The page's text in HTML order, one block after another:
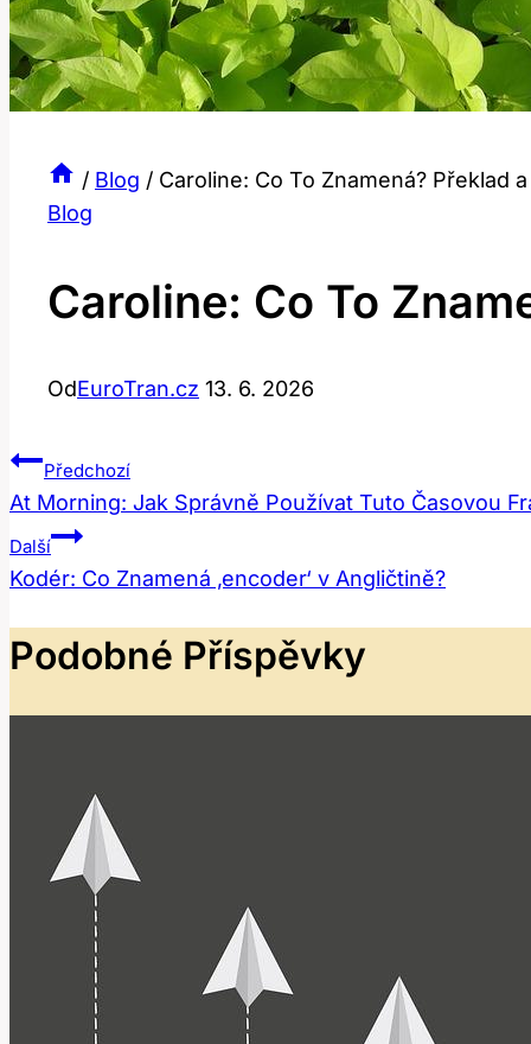
/ Blog / Caroline: Co To Znamená? Překlad
Blog
Caroline: Co To
OdEuroTran.cz 13. 6. 2026
Navigace
Pro
Příspěvek
Předchozí
At Morning: Jak Správně Používat Tuto Časovou
Další
Kodér: Co Znamená ‚encoder‘ v Angličtině?
Podobné Příspěvky